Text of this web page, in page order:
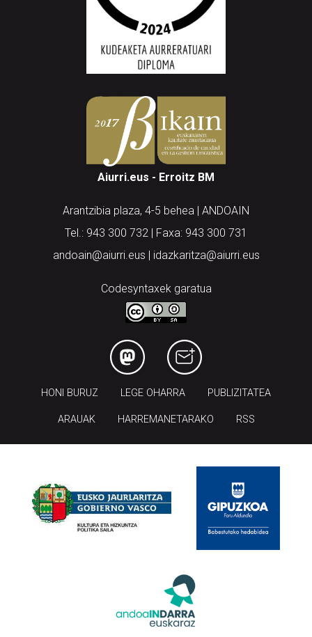
Aiurri.eus - Erroitz BM
Arantzibia plaza, 4-5 behea | ANDOAIN
Tel.: 943 300 732 | Faxa: 943 300 731
andoain@aiurri.eus | idazkaritza@aiurri.eus
Codesyntaxek garatua
HONI BURUZ LEGE OHARRA PUBLIZITATEA
ARAUAK HARREMANETARAKO RSS